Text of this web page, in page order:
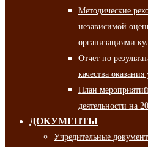
Методические
независимой
организациями
Отчет по
качества оказания
План
деятельности на
ДОКУМЕНТЫ
Учредительные